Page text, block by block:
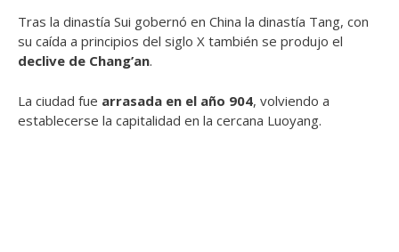
Tras la dinastía Sui gobernó en China la dinastía Tang, con
su caída a principios del siglo X también se produjo el
declive de Chang’an.
La ciudad fue arrasada en el año 904, volviendo a
establecerse la capitalidad en la cercana Luoyang.